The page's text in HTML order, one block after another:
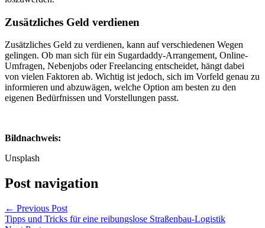
Zusätzliches Geld verdienen
Zusätzliches Geld zu verdienen, kann auf verschiedenen Wegen
gelingen. Ob man sich für ein Sugardaddy-Arrangement, Online-
Umfragen, Nebenjobs oder Freelancing entscheidet, hängt dabei
von vielen Faktoren ab. Wichtig ist jedoch, sich im Vorfeld genau zu
informieren und abzuwägen, welche Option am besten zu den
eigenen Bedürfnissen und Vorstellungen passt.
Bildnachweis:
Unsplash
Post navigation
← Previous Post
Tipps und Tricks für eine reibungslose Straßenbau-Logistik